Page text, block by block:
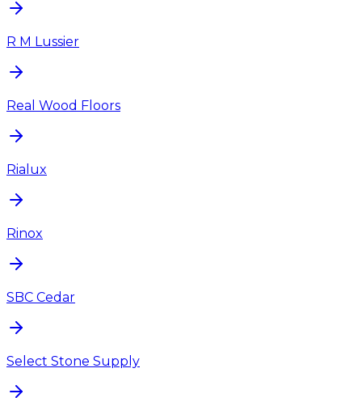
R M Lussier
Real Wood Floors
Rialux
Rinox
SBC Cedar
Select Stone Supply